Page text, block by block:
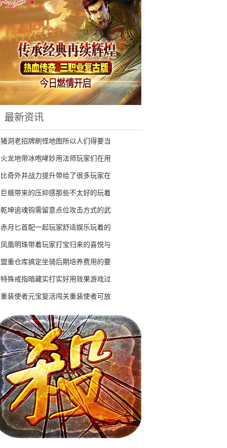
最新资讯
猪洞老招牌刷怪地图所以人们得要当
火龙地带冰咆哮妙用法师玩家们在用
比奇外井战力提升带给了很多玩家在
巨蛾带来的压抑感那些不太好的玩着
乾坤追魂钩需留意点位攻击方式的武
赤月匕首配一起玩家舒适娱乐玩着的
凤凰明珠带着玩家打宝归来的喜悦与
盟重仓库搞定坐骑后期培养费用的要
特殊戒指暗藏实打实好用效果游戏过
重装使者元宝复活闯关重装使者可放